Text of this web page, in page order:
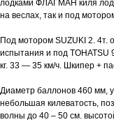
лодками ФЛАГМАН киля
на веслах, так и под
Под мотором SUZUKI 2. 4т.
испытания и под TOHATSU
кг. 33 — 35 км/ч. Шкипер +
Диаметр баллонов 460 мм,
небольшая килеватость,
волны до 40 – 50 см.